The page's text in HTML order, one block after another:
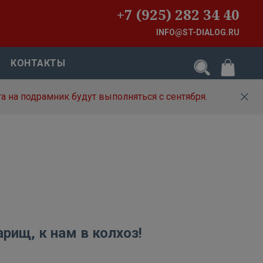
+7 (925) 282 34 40
INFO@ST-DIALOG.RU
КОНТАКТЫ
подрамник будут выполняться с сентября.
к нам в колхоз!